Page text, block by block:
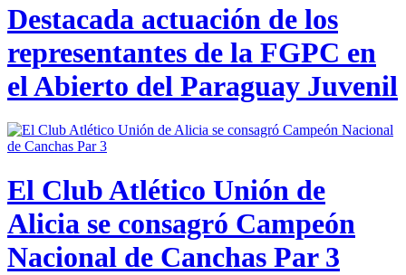
Destacada actuación de los
representantes de la FGPC en
el Abierto del Paraguay Juvenil
El Club Atlético Unión de
Alicia se consagró Campeón
Nacional de Canchas Par 3